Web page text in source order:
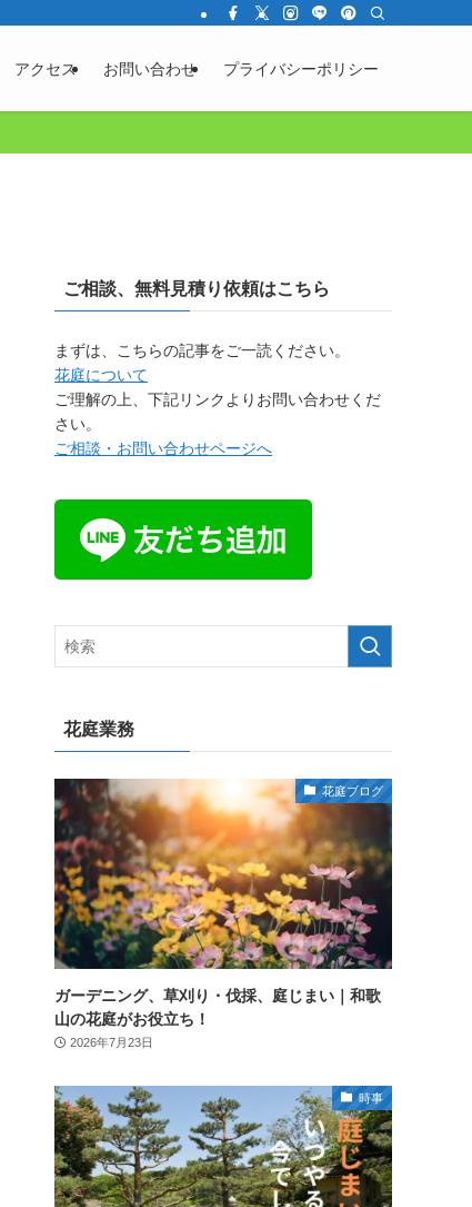
アクセス お問い合わせ プライバシーポリシー
ご相談、無料見積り依頼はこちら
まずは、こちらの記事をご一読ください。
花庭について
ご理解の上、下記リンクよりお問い合わせくだ
さい。
ご相談・お問い合わせページへ
花庭業務
花庭ブログ
ガーデニング、草刈り・伐採、庭じまい｜和歌
山の花庭がお役立ち！
2026年7月23日
時事